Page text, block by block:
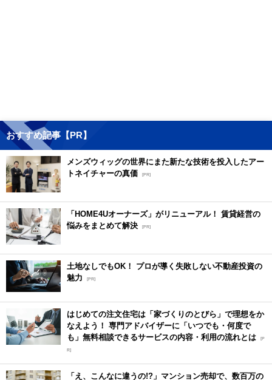
おすすめ記事【PR】
メンズウィッグの世界にまた新たな技術を投入したアー
トネイチャーの真価 [PR]
「HOME4Uオーナーズ」がリニューアル！ 賃貸経営の
悩みをまとめて解決 [PR]
土地なしでもOK！ プロが導く失敗しない不動産投資の
魅力
[PR]
はじめての注文住宅は「家づくりのとびら」で理想をか
なえよう！ 専門アドバイザーに「いつでも・何度で
も」無料相談できるサービスの内容・利用の流れとは [P
R]
「え、こんなに違うの!?」マンション売却で、数百万の